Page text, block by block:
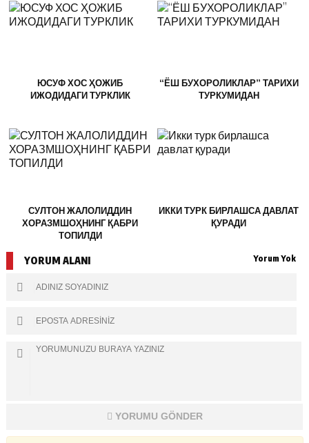
ЮСУФ ХОС ҲОЖИБ
ИЖОДИДАГИ ТУРКЛИК
“ЁШ БУХОРОЛИКЛАР” ТАРИХИ
ТУРКУМИДАН
СУЛТОН ЖАЛОЛИДДИН
ХОРАЗМШОҲНИНГ ҚАБРИ
ТОПИЛДИ
ИККИ ТУРК БИРЛАШСА ДАВЛАТ
ҚУРАДИ
YORUM ALANI Yorum Yok
YORUMU GÖNDER